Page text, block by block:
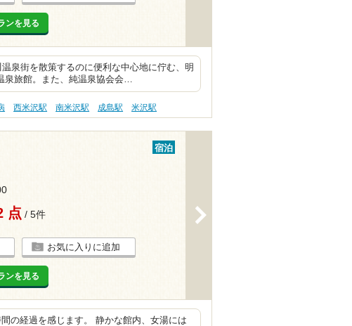
ンを見る
泉街を散策するのに便利な中心地に佇む、明
泉旅館。また、純温泉協会会…
西米沢駅 南米沢駅 成島駅 米沢駅
宿泊
点 / 5件
お気に入りに追加
ンを見る
の経過を感じます。 静かな館内、女湯には